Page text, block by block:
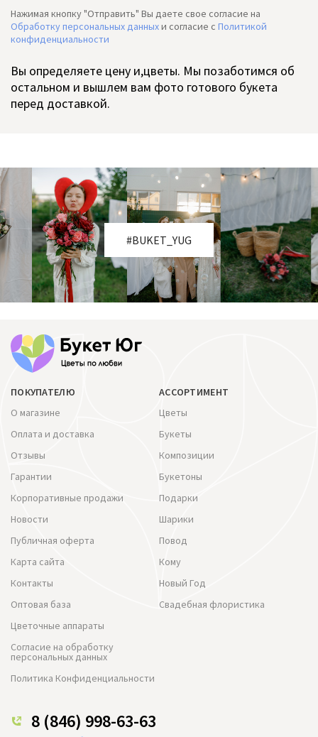
Нажимая кнопку "Отправить" Вы даете свое согласие на
Обработку персональных данныхи согласие c Политикой
конфиденциальности
Вы определяете цену и,цветы. Мы позаботимся об
остальном и вышлем вам фото готового букета
перед доставкой.
#BUKET_YUG
ПОКУПАТЕЛЮ
О магазине
Оплата и доставка
Отзывы
Гарантии
Корпоративные продажи
Новости
Публичная оферта
Карта сайта
Контакты
Оптовая база
Цветочные аппараты
Согласие на обработку
персональных данных
Политика Конфиденциальности
АССОРТИМЕНТ
Цветы
Букеты
Композиции
Букетоны
Подарки
Шарики
Повод
Кому
Новый Год
Свадебная флористика
8 (846) 998-63-63